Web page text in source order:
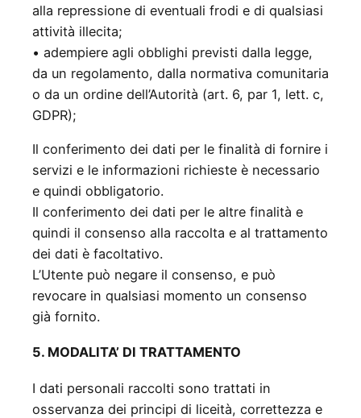
alla repressione di eventuali frodi e di qualsiasi
attività illecita;
• adempiere agli obblighi previsti dalla legge,
da un regolamento, dalla normativa comunitaria
o da un ordine dell’Autorità (art. 6, par 1, lett. c,
GDPR);
Il conferimento dei dati per le finalità di fornire i
servizi e le informazioni richieste è necessario
e quindi obbligatorio.
Il conferimento dei dati per le altre finalità e
quindi il consenso alla raccolta e al trattamento
dei dati è facoltativo.
L’Utente può negare il consenso, e può
revocare in qualsiasi momento un consenso
già fornito.
5. MODALITA’ DI TRATTAMENTO
I dati personali raccolti sono trattati in
osservanza dei principi di liceità, correttezza e